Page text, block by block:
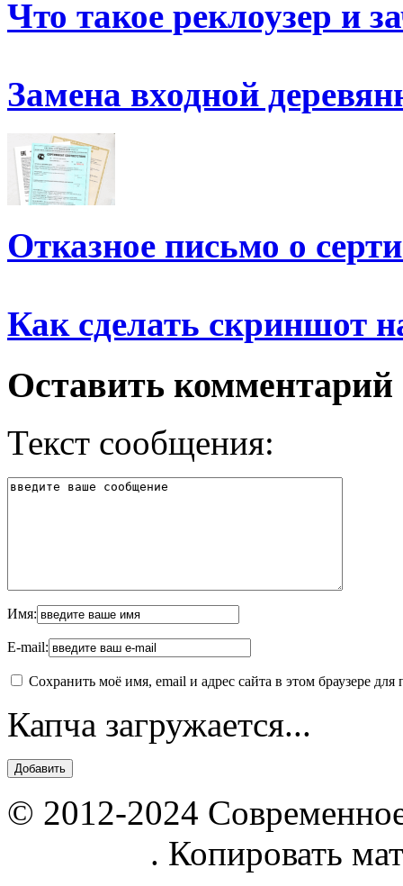
Что такое реклоузер и
Замена входной
Отказное письмо о
Как сделать скриншот
Оставить комментарий
Текст сообщения:
Имя:
E-mail:
Сохранить моё имя, email и адрес сайта в этом браузере
Капча загружается...
© 2012-2024
. Копировать